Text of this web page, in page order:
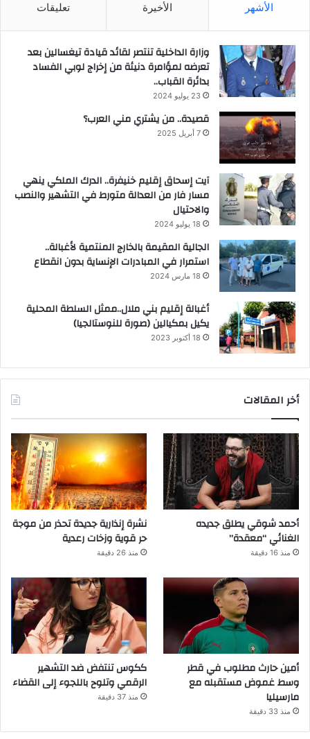
الأشهر الأخيرة تعليقات
وزارة الداخلية تنتصر لقائد قيادة تيغسالين بعد
تعرضه لمؤامرة دنيئة من إخراج لوبي الفساد
بدائرة القباب..
23 يوليو 2024
قصيدة.. من يشتري مني العرب؟
7 أبريل 2025
آيت إسحاق إقليم خنيفرة.. الدرك الملكي ينهي
مسار فار من العدالة متورط في التشهير والنصب
والاحتيال
18 يوليو 2024
الجالية المقيمة بالخارج المنتمية لأغبالة..
استمرار في المبادرات الإنساية بدون انقطاع
18 مارس 2024
أغبالة إقليم بني ملال..ممثل السلطة المحلية
يكيل بمكيالين (صورة للنوستالجيا)
18 أكتوبر 2023
أخر المقالات
أحمد شوقي يطلق جديده
الغنائي “معقدة”
منذ 16 دقيقة
نشرة إنذارية جديدة تحذر من موجة
حر قوية وزخات رعدية
منذ 26 دقيقة
أمين حارث مطلوب في قطر
وسط غموض مستقبله مع
مارسيليا
منذ 33 دقيقة
ككوس تنتفض ضد التشهير
الرقمي وتلوح باللجوء إلى القضاء
منذ 37 دقيقة